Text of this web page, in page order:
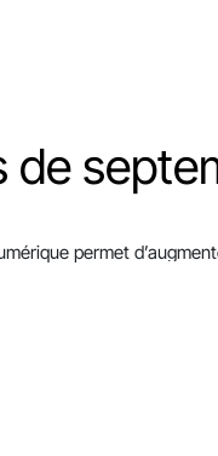
de
permet